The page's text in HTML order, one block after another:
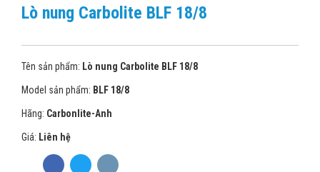
Lò nung Carbolite BLF 18/8
Tên sản phẩm: Lò nung Carbolite BLF 18/8
Model sản phẩm: BLF 18/8
Hãng: Carbonlite-Anh
Giá: Liên hệ